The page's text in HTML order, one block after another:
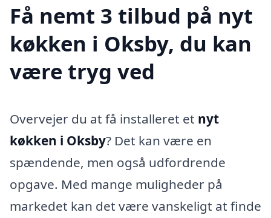
Få nemt 3 tilbud på nyt
køkken i Oksby, du kan
være tryg ved
Overvejer du at få installeret et nyt
køkken i Oksby? Det kan være en
spændende, men også udfordrende
opgave. Med mange muligheder på
markedet kan det være vanskeligt at finde